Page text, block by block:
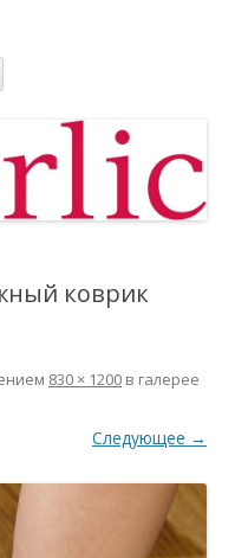
коврик
830 × 1200 в галерее
Следующее →